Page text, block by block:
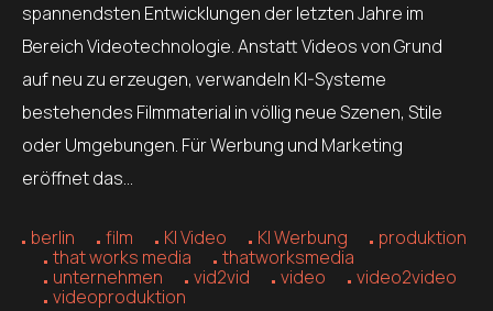
spannendsten Entwicklungen der letzten Jahre im
Bereich Videotechnologie. Anstatt Videos von Grund
auf neu zu erzeugen, verwandeln KI-Systeme
bestehendes Filmmaterial in völlig neue Szenen, Stile
oder Umgebungen. Für Werbung und Marketing
eröffnet das…
berlin film KI Video KI Werbung
produktion
that works media
thatworksmedia
unternehmen
vid2vid video
video2video
videoproduktion